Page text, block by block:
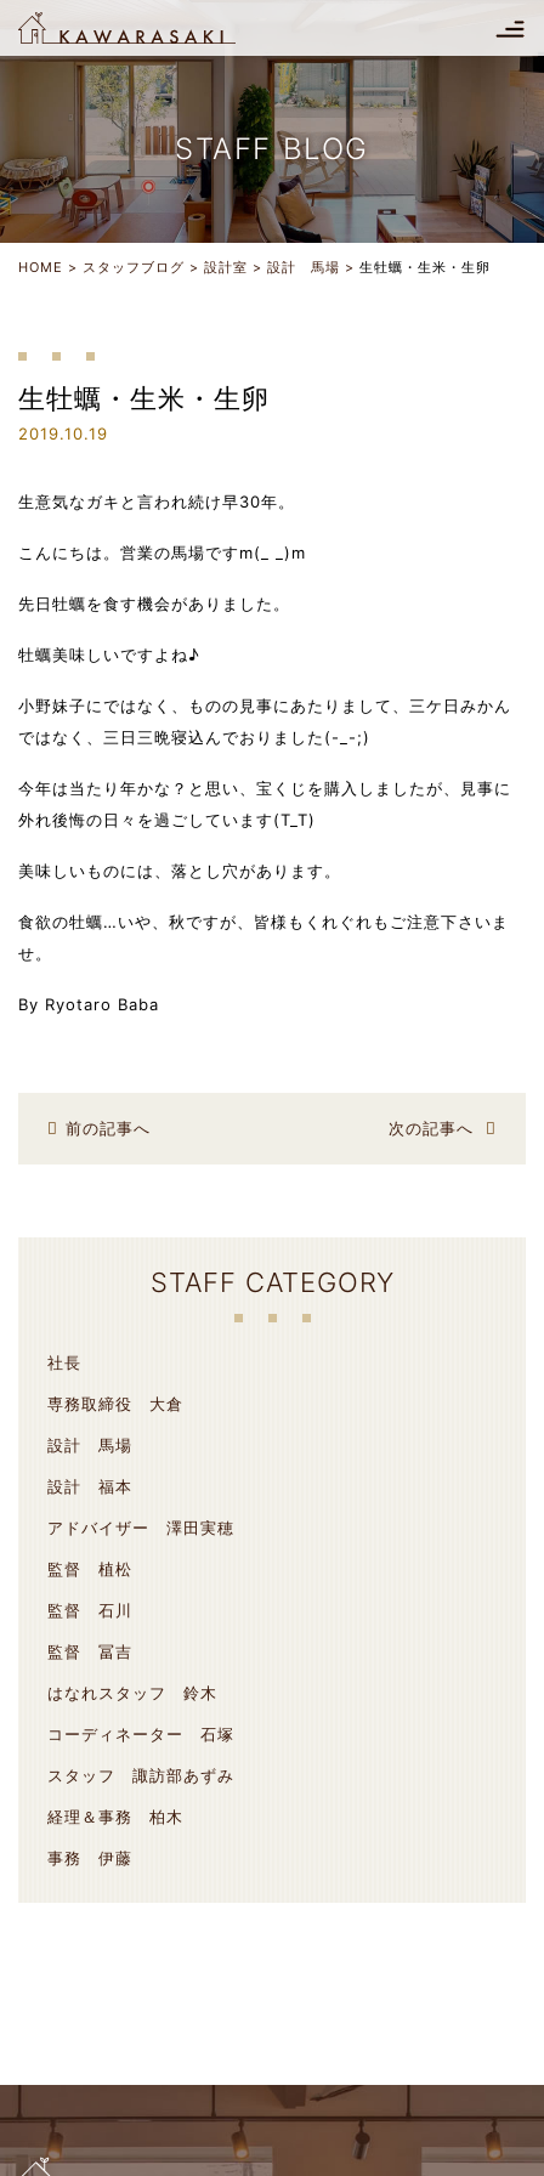
STAFF BLOG
HOME スタッフブログ 設計室 設計 馬場 生牡蠣・生米・生卵
生牡蠣・生米・生卵
2019.10.19
生意気なガキと言われ続け早30年。
こんにちは。営業の馬場ですm(_ _)m
先日牡蠣を食す機会がありました。
牡蠣美味しいですよね♪
小野妹子にではなく、ものの見事にあたりまして、三ケ日みかん
ではなく、三日三晩寝込んでおりました(-_-;)
今年は当たり年かな？と思い、宝くじを購入しましたが、見事に
外れ後悔の日々を過ごしています(T_T)
美味しいものには、落とし穴があります。
食欲の牡蠣…いや、秋ですが、皆様もくれぐれもご注意下さいま
せ。
By Ryotaro Baba
前の記事へ 次の記事へ
STAFF CATEGORY
社長
専務取締役 大倉
設計 馬場
設計 福本
アドバイザー 澤田実穂
監督 植松
監督 石川
監督 冨吉
はなれスタッフ 鈴木
コーディネーター 石塚
スタッフ 諏訪部あずみ
経理＆事務 柏木
事務 伊藤